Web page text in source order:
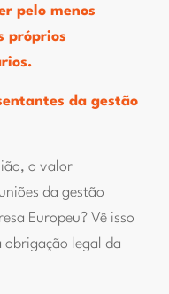
pelo menos
próprios
da gestão
o valor
da gestão
Europeu? Vê isso
obrigação legal da